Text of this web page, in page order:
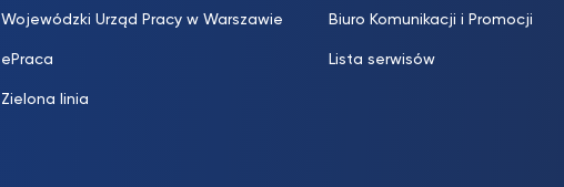
Wojewódzki Urząd Pracy w Warszawie
ePraca
Zielona linia
Biuro Komunikacji i Promocji
Lista serwisów